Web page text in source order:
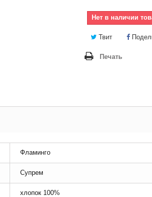
Нет в наличии
Твит
Печать
Фламинго
Супрем
хлопок 100%